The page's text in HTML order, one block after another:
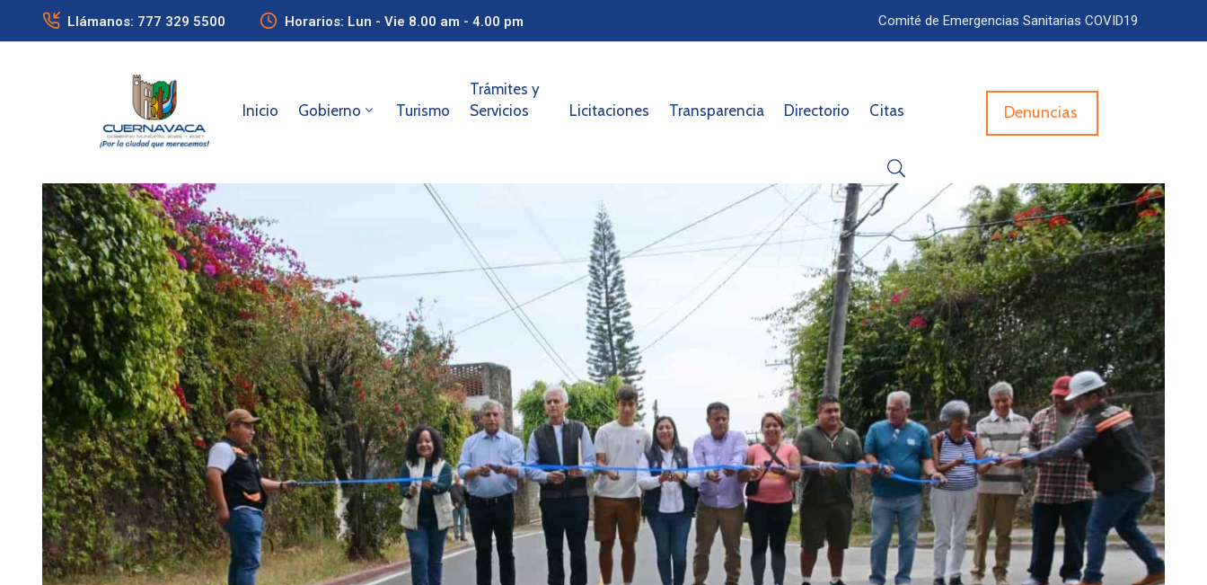
Llámanos: 777 329 5500 Horarios: Lun - Vie 8.00 am - 4.00 pm Comité de Emergencias Sanitarias COVID19
Inicio Gobierno Turismo
Trámites y
Servicios
Licitaciones Transparencia Directorio Citas Denuncias